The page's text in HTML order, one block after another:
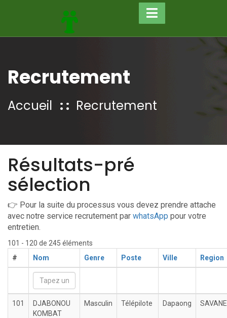
Recrutement
Accueil Recrutement
Résultats-pré
sélection
👉 Pour la suite du processus vous devez prendre attache
avec notre service recrutement par whatsApp pour votre
entretien.
101 - 120 de 245 éléments
#
Nom Genre Poste Ville Region
101
DJABONOU
KOMBAT
Masculin Télépilote Dapaong